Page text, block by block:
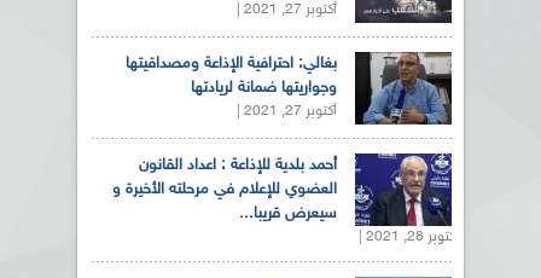
أكتوبر 27, 2021 |
بغالي: احترافية الإذاعة ومصداقيتها
وجواريتها ضمانة لريادتها
أكتوبر 27, 2021 |
أحمد بلدية للإذاعة : اعداد القانون
العضوي للإعلام في مرحلته الأخيرة و
سيعرض قريبا...
أكتوبر 28, 2021 |